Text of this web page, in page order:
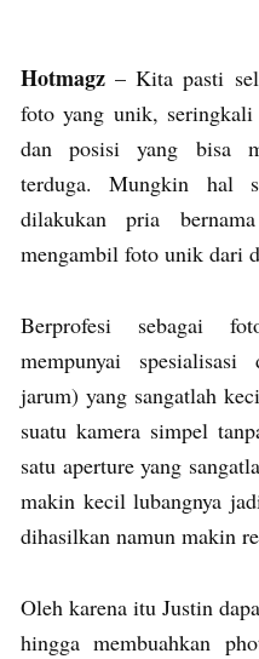
Hotmagz – Kita pasti
foto yang unik, seringkali
dan posisi yang bisa
terduga. Mungkin hal
dilakukan pria
mengambil foto unik dari
Berprofesi sebagai
mempunyai
jarum) yang sangatlah
suatu kamera simpel
satu aperture yang
makin kecil lubangnya
dihasilkan namun makin
Oleh karena itu Justin
hingga membuahkan